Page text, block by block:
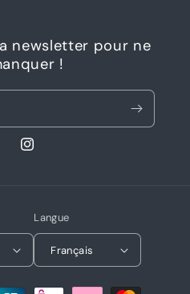
newsletter pour ne
!
Instagram
Langue
Français